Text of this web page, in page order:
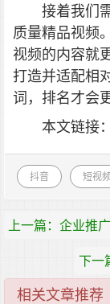
接着我们
质量精品视频
视频的内容就
打造并适配相
词，排名才会
本文链接：
抖音 短视
上一篇：企业推
相关文章推荐